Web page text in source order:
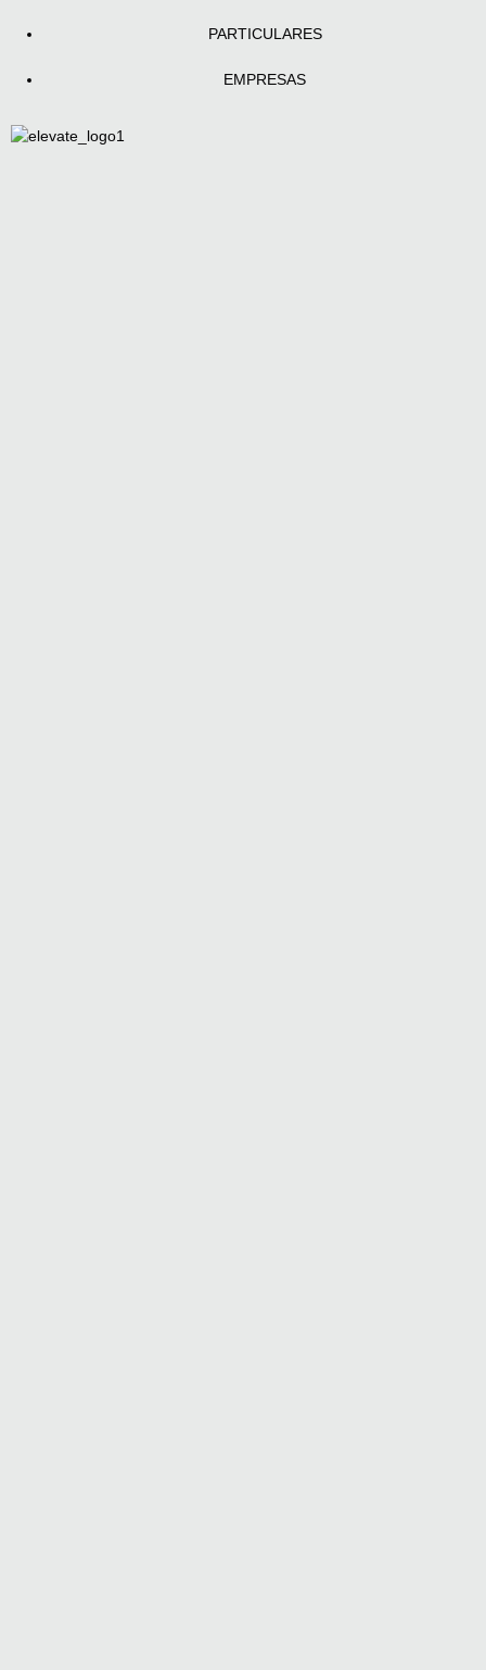
PARTICULARES
EMPRESAS